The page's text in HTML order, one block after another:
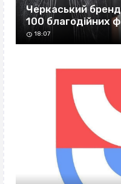
Черкаський
100 благодійних
18:07